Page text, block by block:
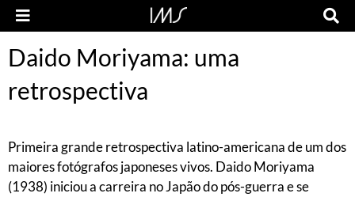
Daido Moriyama: uma
retrospectiva
Primeira grande retrospectiva latino-americana de um dos
maiores fotógrafos japoneses vivos. Daido Moriyama
(1938) iniciou a carreira no Japão do pós-guerra e se